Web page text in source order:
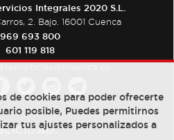
Integrales 2020 S.L.
2. Bajo. 16001 Cuenca
969 693 800
601 119 818
de cookies para poder ofrecerte
posible, Puedes permitirnos
tus ajustes personalizados a